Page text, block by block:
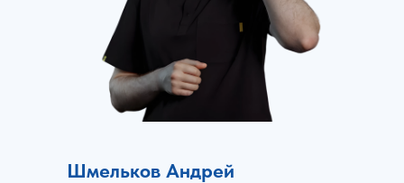
Шмельков Андрей